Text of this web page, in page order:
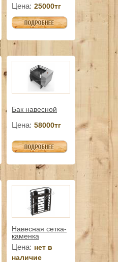
Цена: 25000тг
Бак навесной
Цена: 58000тг
Навесная сетка-
каменка
Цена: нет в
наличие